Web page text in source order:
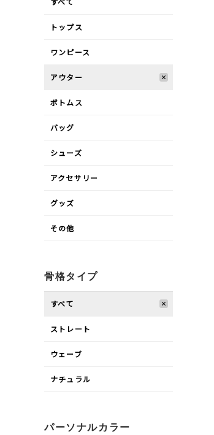
トップス
ワンピース
アウター
ボトムス
バッグ
シューズ
アクセサリー
グッズ
その他
骨格タイプ
すべて
ストレート
ウェーブ
ナチュラル
パーソナルカラー